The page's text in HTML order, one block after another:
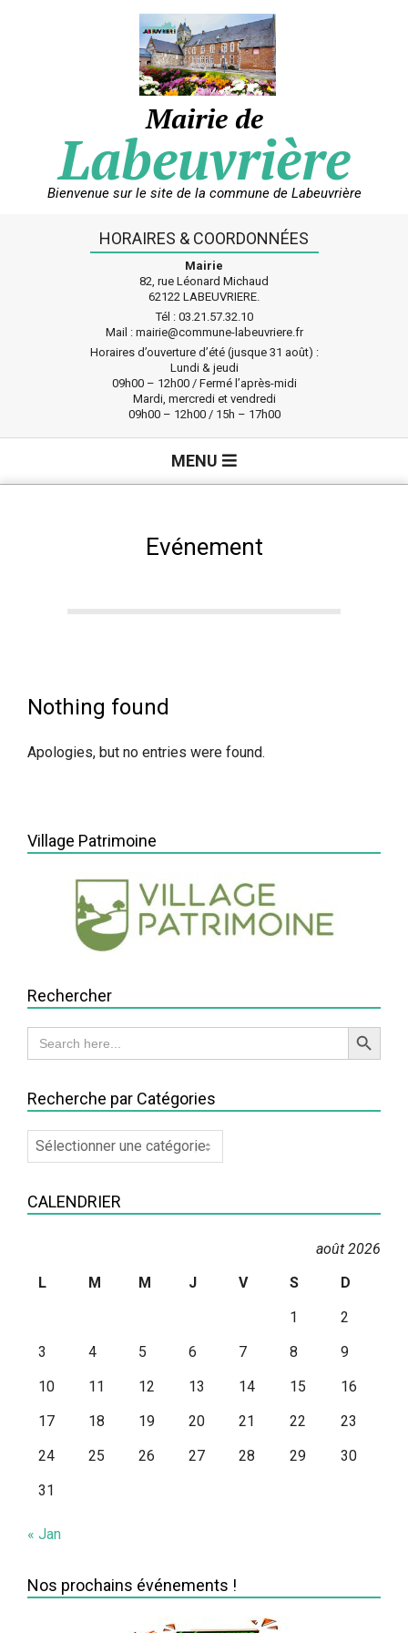
Mairie de
Labeuvrière
Bienvenue sur le site de la commune de Labeuvrière
HORAIRES & COORDONNÉES
Mairie
82, rue Léonard Michaud
62122 LABEUVRIERE.
Tél : 03.21.57.32.10
Mail : mairie@commune-labeuvriere.fr
Horaires d’ouverture d’été (jusque 31 août) :
Lundi & jeudi
09h00 – 12h00 / Fermé l’après-midi
Mardi, mercredi et vendredi
09h00 – 12h00 / 15h – 17h00
MENU
Evénement
Nothing found
Apologies, but no entries were found.
Village Patrimoine
Rechercher
Search
for:
Search Button
Recherche par Catégories
Recherche
par
CALENDRIER
août 2026
L
M M J V S
D
1
2
3
4 5 6 7 8
9
10
11 12 13 14 15
16
17
18 19 20 21 22
23
24
25 26 27 28 29
30
31
« Jan
Nos prochains événements !